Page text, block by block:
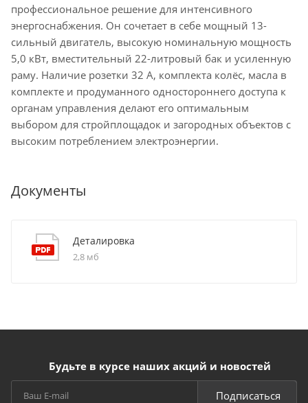
профессиональное решение для интенсивного
энергоснабжения. Он сочетает в себе мощный 13-
сильный двигатель, высокую номинальную мощность
5,0 кВт, вместительный 22-литровый бак и усиленную
раму. Наличие розетки 32 А, комплекта колёс, масла в
комплекте и продуманного одностороннего доступа к
органам управления делают его оптимальным
выбором для стройплощадок и загородных объектов с
высоким потреблением электроэнергии.
Документы
Деталировка
2,8 мб
Будьте в курсе наших акций и новостей
Подписаться